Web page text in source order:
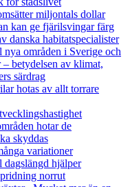
miljontals dollar
kan ge fjärilsvingar färg
danska habitatspecialister
områden i Sverige och
– betydelsen av klimat,
särdrag
hotas av allt torrare
hotar de
skyddas
variationer
dagslängd hjälper
norrut